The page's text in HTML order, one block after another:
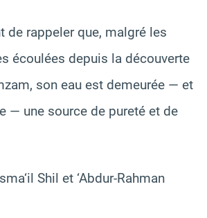
de rappeler que, malgré les
écoulées depuis la découverte
son eau est demeurée — et
— une source de pureté et de
Shil et ‘Abdur-Rahman